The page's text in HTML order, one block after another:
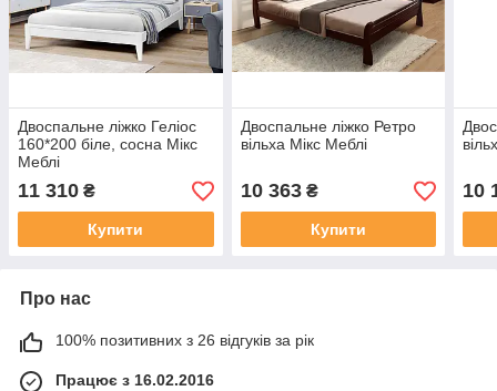
Двоспальне ліжко Геліос
160*200 біле, сосна Мікс
Меблі
11 310 ₴
Купити
Двоспальне ліжко Ретро
вільха Мікс Меблі
10 363₴
Купити
10
Про нас
100% позитивних з 26 відгуків за рік
Працює з 16.02.2016